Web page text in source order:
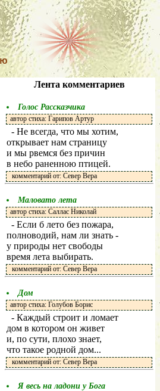
Лента комментариев
Голос Рассказчика
автор стиха: Гарипов Артур
- Не всегда, что мы хотим,
открывает нам страницу
и мы рвемся без причин
в небо раненною птицей.
комментарий от: Север Вера
Маловато лета
автор стиха: Саллас Николай
- Если б лето без пожара,
полноводий, нам ли знать -
у природы нет свободы
время лета выбирать.
комментарий от: Север Вера
Дом
автор стиха: Голубов Борис
- Каждый строит и ломает
дом в котором он живет
и, по сути, плохо знает,
что такое родной дом...
комментарий от: Север Вера
Я весь на ладони у Бога